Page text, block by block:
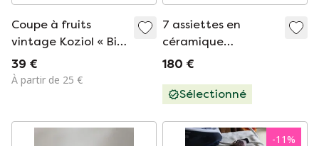
Coupe à fruits
vintage Koziol « Big
Apple » / Rare bleu
à pied vert / Design
39 €
À partir de 25 €
7 assiettes en
céramique
artisanales Kari
180 €
Sélectionné
-11%